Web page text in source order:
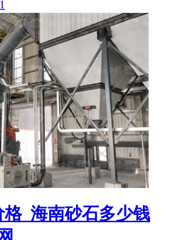
_海南砂石多少钱